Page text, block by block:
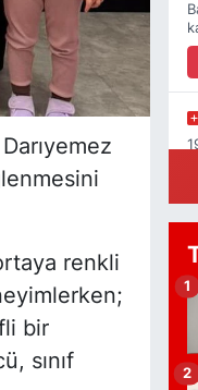
renkli
bir
sınıf
1
2